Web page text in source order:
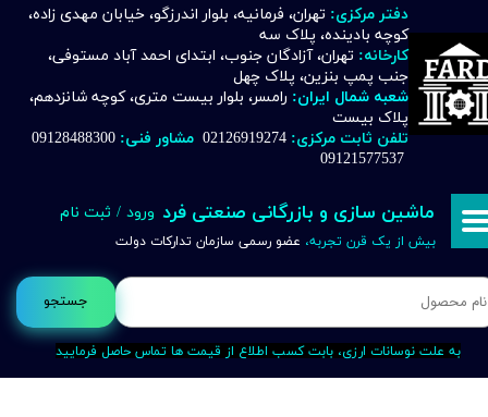
جستجو
دفتر مرکزی: تهران، فرمانیه، بلوار اندرزگو، خیابان مهدی زاده،
کوچه بادینده، پلاک سه
کارخانه: تهران، آزادگان جنوب، ابتدای احمد آباد مستوفی،
جنب پمپ بنزین، پلاک چهل
شعبه شمال ایران: رامسر، بلوار بیست متری، کوچه شانزدهم،
پلاک بیست
تلفن ثابت مرکزی: 02126919274 مشاور فنی:
09121577537
ماشین سازی و بازرگانی صنعتی فرد
بیش از یک قرن تجربه، عضو رسمی سازمان تدارکات دولت
ورود / ثبت نام
حساب کاربری من
تغییر گذر واژه
خروج از حساب کاربری
به علت نوسانات ارزی، بابت کسب اطلاع از قیمت ها تماس حاصل فرمایید